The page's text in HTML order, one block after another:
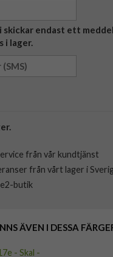
skickar endast ett
i lager.
från vår kundtjänst
från vårt lager i
butik
ÄVEN I DESSA